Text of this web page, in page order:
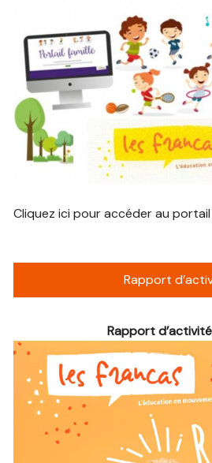
Cliquez ici pour accéder au portail
Rapport
Rapport